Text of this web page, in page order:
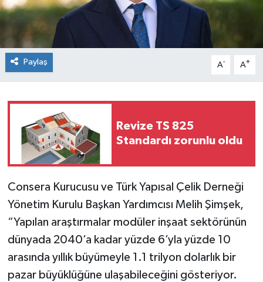
Paylaş A- A+
Revize TS 825
Standardı zorunlu oldu
Consera Kurucusu ve Türk Yapısal Çelik Derneği
Yönetim Kurulu Başkan Yardımcısı Melih Şimşek,
“Yapılan araştırmalar modüler inşaat sektörünün
dünyada 2040’a kadar yüzde 6’yla yüzde 10
arasında yıllık büyümeyle 1.1 trilyon dolarlık bir
pazar büyüklüğüne ulaşabileceğini gösteriyor.